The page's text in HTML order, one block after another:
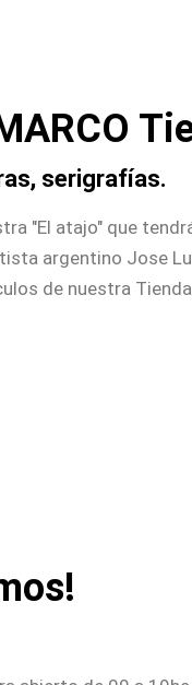
serigrafías.
"El atajo" que
argentino Jose
de nuestra